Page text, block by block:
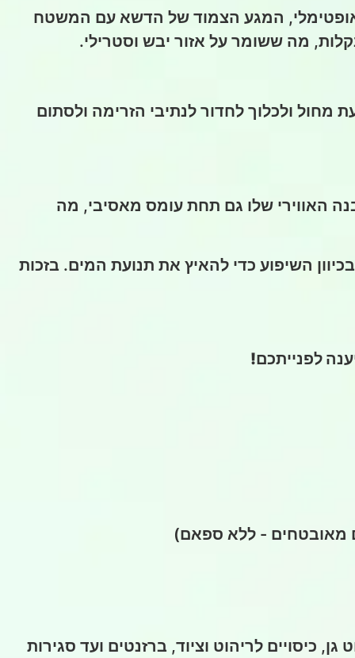
אופטימלי, המגע הצמוד של הדשא עם המשטח
מה ששומר על אזור יבש וסטרילי.
מחול ולכלוך לחדור לנתיבי הזרימה ולסתום
אינו נמעך ושומר על המבנה האווירי שלו גם תחת עומס מאסיבי, מה
השיפוע כדי להאיץ את תנועת המים. בזכות
לפנייתכם!
מאובטחים - ללא ספאם)
כיסויים לריהוט וציוד, ברזנטים ועד סגירות